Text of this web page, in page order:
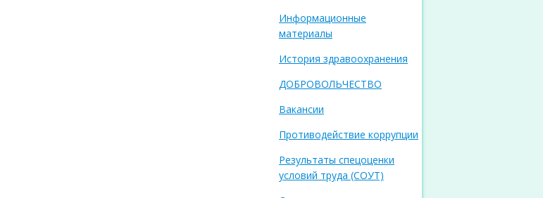
Информационные
материалы
История здравоохранения
ДОБРОВОЛЬЧЕСТВО
Вакансии
Противодействие коррупции
Результаты спецоценки
условий труда (СОУТ)